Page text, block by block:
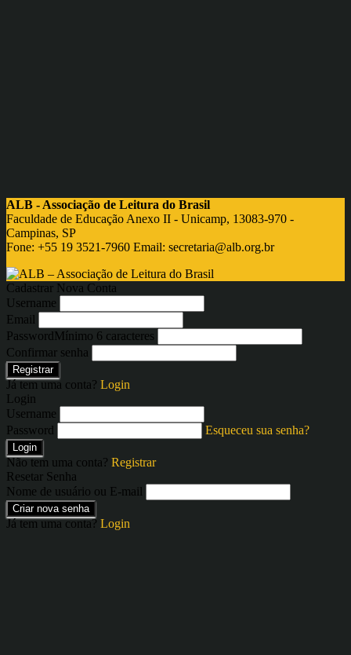
ALB - Associação de Leitura do Brasil
Faculdade de Educação Anexo II - Unicamp, 13083-970 -
Campinas, SP
Fone: +55 19 3521-7960 Email: secretaria@alb.org.br
Cadastrar Nova Conta
Username
Email
PasswordMínimo 6 caracteres
Confirmar senha
Registrar
Já tem uma conta? Login
Login
Username
Password
Esqueceu sua senha?
Login
Não tem uma conta? Registrar
Resetar Senha
Nome de usuário ou E-mail
Criar nova senha
Já tem uma conta? Login